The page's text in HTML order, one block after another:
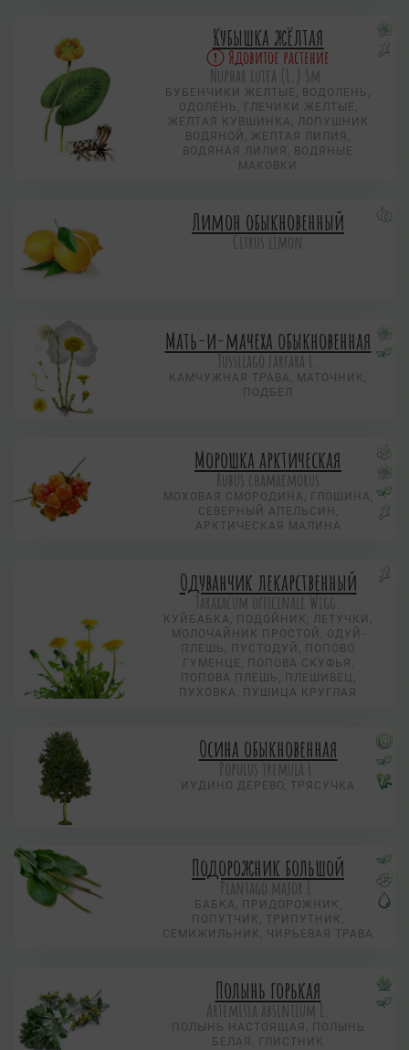
Кубышка жёлтая
Ядовитое растение
Nuphar lutea (L.) Sm.
БУБЕНЧИКИ ЖЕЛТЫЕ, ВОДОЛЕНЬ,
ОДОЛЕНЬ, ГЛЕЧИКИ ЖЕЛТЫЕ,
ЖЕЛТАЯ КУВШИНКА, ЛОПУШНИК
ВОДЯНОЙ, ЖЕЛТАЯ ЛИЛИЯ,
ВОДЯНАЯ ЛИЛИЯ, ВОДЯНЫЕ
МАКОВКИ
Лимон обыкновенный
Citrus limon
Мать-и-мачеха обыкновенная
Tussilago farfara L.
КАМЧУЖНАЯ ТРАВА, МАТОЧНИК,
ПОДБЕЛ
Морошка арктическая
Rubus chamaemorus
МОХОВАЯ СМОРОДИНА, ГЛОШИНА,
СЕВЕРНЫЙ АПЕЛЬСИН,
АРКТИЧЕСКАЯ МАЛИНА
Одуванчик лекарственный
Taraxacum officinale Wigg.
КУЙБАБКА, ПОДОЙНИК, ЛЕТУЧКИ,
МОЛОЧАЙНИК ПРОСТОЙ, ОДУЙ-
ПЛЕШЬ, ПУСТОДУЙ, ПОПОВО
ГУМЕНЦЕ, ПОПОВА СКУФЬЯ,
ПОПОВА ПЛЕШЬ, ПЛЕШИВЕЦ,
ПУХОВКА, ПУШИЦА КРУГЛАЯ
Осина обыкновенная
Populus tremula L.
ИУДИНО ДЕРЕВО, ТРЯСУЧКА
Подорожник большой
Plantago major L.
БАБКА, ПРИДОРОЖНИК,
ПОПУТЧИК, ТРИПУТНИК,
СЕМИЖИЛЬНИК, ЧИРЬЕВАЯ ТРАВА
Полынь горькая
Artemisia absintium L.
ПОЛЫНЬ НАСТОЯЩАЯ, ПОЛЫНЬ
БЕЛАЯ, ГЛИСТНИК